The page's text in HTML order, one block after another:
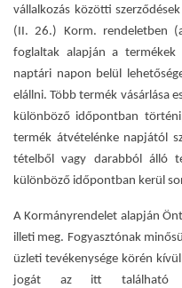
vállalkozás közötti
(II. 26.) Korm. rendeletben
foglaltak alapján a
naptári napon belül
elállni. Több termék vásárlása
különböző időpontban
termék átvételénke napjától
tételből vagy darabból álló
különböző időpontban kerül
A Kormányrendelet alapján
illeti meg. Fogyasztónak
üzleti tevékenysége körén
jogát az itt található